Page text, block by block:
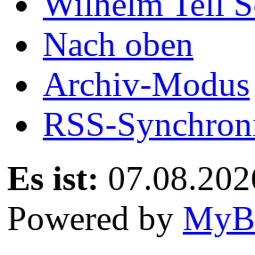
Nach oben
Archiv-Modus
RSS-
Es ist:
Powered by